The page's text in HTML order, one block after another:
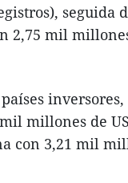
seguida
2,75 mil
millones de
con 3,21 mil